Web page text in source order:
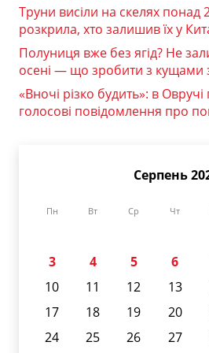
Труни висіли на скелях понад
розкрила, хто залишив їх у
Полуниця вже без ягід? Не
осені — що зробити з кущами
«Вночі різко будить»: в
голосові повідомлення про
Серпень
Пн Вт Ср Чт
3
4 5 6
10
11 12 13
17
18 19 20
24
25 26 27